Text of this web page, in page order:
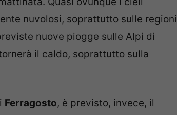
nuvolosi, soprattutto sulle regioni
nuove piogge sulle Alpi di
il caldo, soprattutto sulla
Ferragosto, è previsto, invece, il